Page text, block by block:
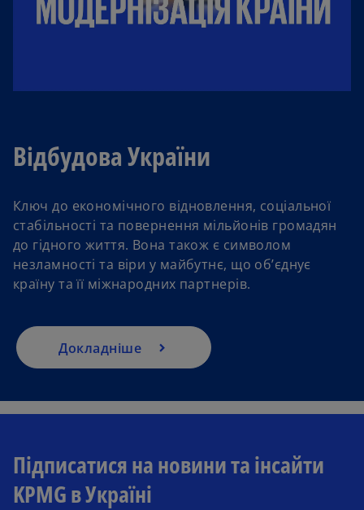
Відбудова України
Ключ до економічного відновлення, соціальної
стабільності та повернення мільйонів громадян
до гідного життя. Вона також є символом
незламності та віри у майбутнє, що об’єднує
країну та її міжнародних партнерів.
Докладніше
Підписатися на новини та інсайти
KPMG в Україні